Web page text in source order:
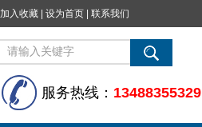
加入收藏 设为首页 联系我们
服务热线： 13488355329